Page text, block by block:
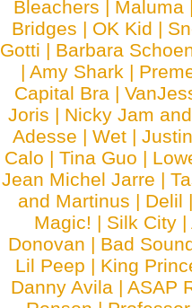
Bleachers Maluma
Bridges | OK Kid |
Gotti | Barbara
| Amy Shark |
Capital Bra |
Joris | Nicky Jam
Adesse | Wet |
Calo | Tina Guo |
Jean Michel Jarre |
and Martinus | Delil
Magic! | Silk City |
Donovan | Bad
Lil Peep | King
Danny Avila | ASAP